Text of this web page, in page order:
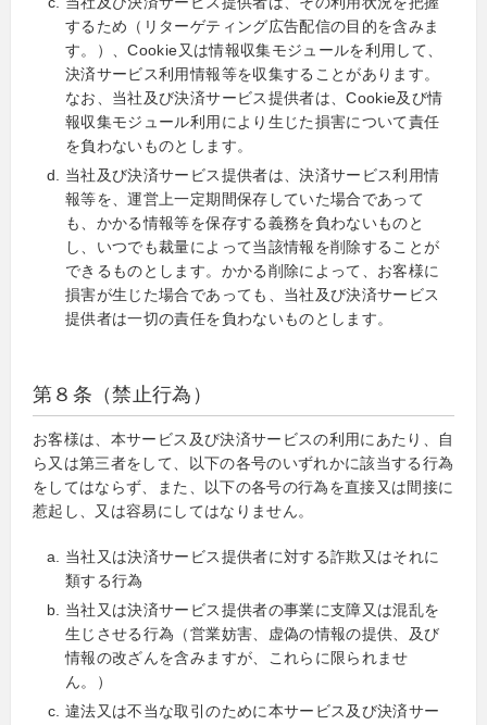
するため（リターゲティング広告配信の目的を含みま
す。）、Cookie又は情報収集モジュールを利用して、
決済サービス利用情報等を収集することがあります。
なお、当社及び決済サービス提供者は、Cookie及び情
報収集モジュール利用により生じた損害について責任
を負わないものとします。
当社及び決済サービス提供者は、決済サービス利用情
報等を、運営上一定期間保存していた場合であって
も、かかる情報等を保存する義務を負わないものと
し、いつでも裁量によって当該情報を削除することが
できるものとします。かかる削除によって、お客様に
損害が生じた場合であっても、当社及び決済サービス
提供者は一切の責任を負わないものとします。
第８条（禁止行為）
お客様は、本サービス及び決済サービスの利用にあたり、自
ら又は第三者をして、以下の各号のいずれかに該当する行為
をしてはならず、また、以下の各号の行為を直接又は間接に
惹起し、又は容易にしてはなりません。
当社又は決済サービス提供者に対する詐欺又はそれに
類する行為
当社又は決済サービス提供者の事業に支障又は混乱を
生じさせる行為（営業妨害、虚偽の情報の提供、及び
情報の改ざんを含みますが、これらに限られませ
ん。）
違法又は不当な取引のために本サービス及び決済サー